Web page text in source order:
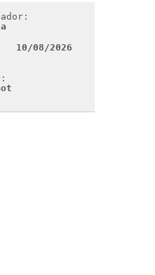
10/08/2026